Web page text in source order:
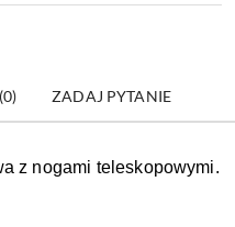
ZADAJ PYTANIE
z nogami teleskopowymi.